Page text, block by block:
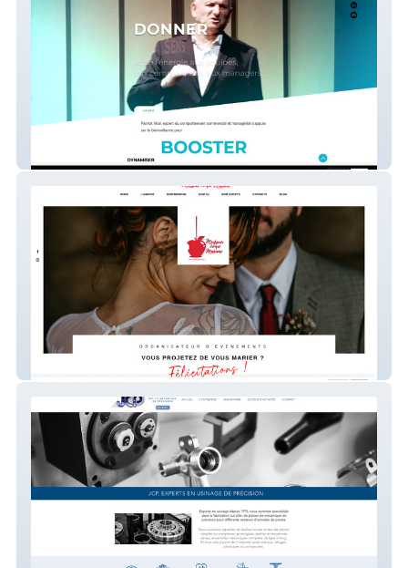
Monsieurcroquemadame